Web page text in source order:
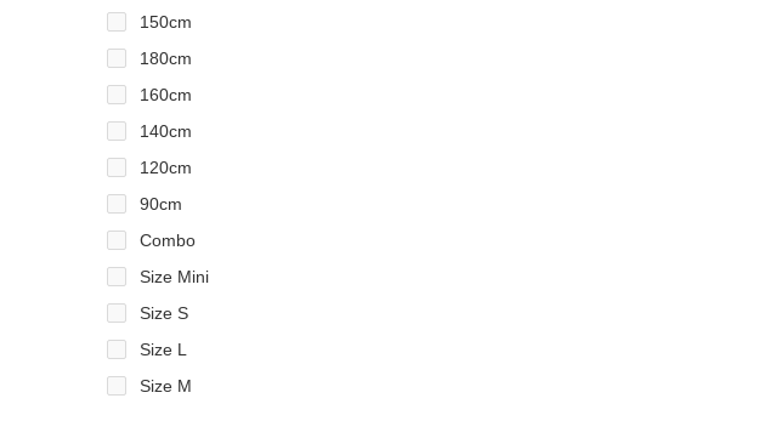
150cm
180cm
160cm
140cm
120cm
90cm
Combo
Size Mini
Size S
Size L
Size M